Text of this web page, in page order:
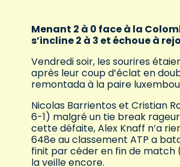
Menant 2 à 0 face à la
s’incline 2 à 3 et échoue à
Vendredi soir, les sourires
après leur coup d’éclat en
remontada à la paire
Nicolas Barrientos et Cristian
6-1) malgré un tie break
cette défaite, Alex Knaff n’a
648e au classement ATP a
finit par céder en fin de match
la veille encore.